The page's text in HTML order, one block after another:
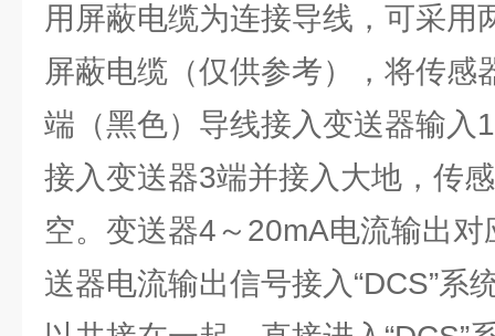
用屏蔽电缆为连接导线，可采用
屏蔽电缆（仅供参考），将传感
端（黑色）导线接入变送器输入
接入变送器3端并接入大地，传
空。变送器4～20mA电流输出
送器电流输出信号接入“DCS”系